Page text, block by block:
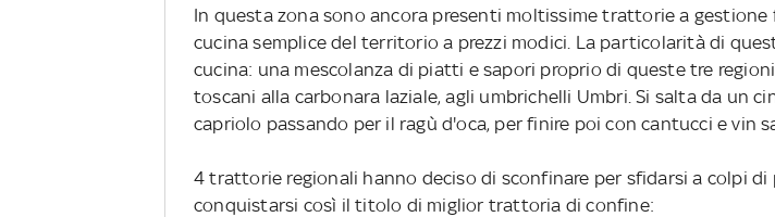
In questa zona sono ancora presenti moltissime trattorie a gestione
cucina semplice del territorio a prezzi modici. La particolarità di
cucina: una mescolanza di piatti e sapori proprio di queste tre
toscani alla carbonara laziale, agli umbrichelli Umbri. Si salta da un
capriolo passando per il ragù d'oca, per finire poi con cantucci e vin
4 trattorie regionali hanno deciso di sconfinare per sfidarsi a colpi
conquistarsi così il titolo di miglior trattoria di confine: